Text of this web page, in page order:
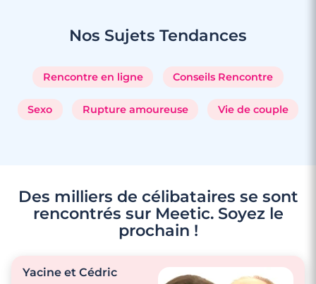
3 minutes
Nos Sujets Tendances
Rencontre en ligne Conseils Rencontre
Sexo Rupture amoureuse Vie de couple
Des milliers de célibataires se sont
rencontrés sur Meetic. Soyez le
prochain !
Yacine et Cédric